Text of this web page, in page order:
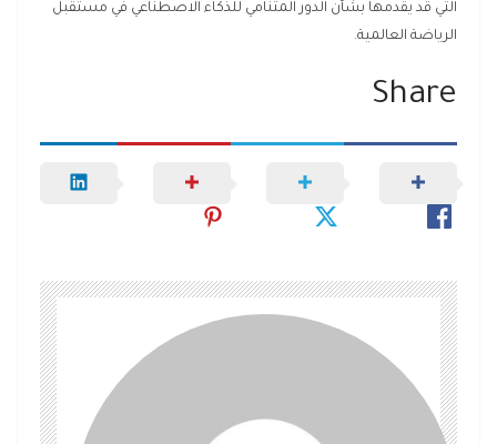
التي قد يقدمها بشأن الدور المتنامي للذكاء الاصطناعي في مستقبل
الرياضة العالمية.
Share